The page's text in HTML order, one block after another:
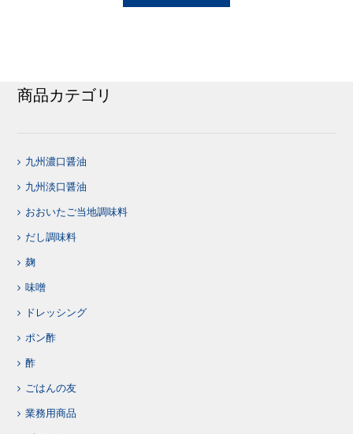
商品カテゴリ
九州濃口醤油
九州淡口醤油
おおいたご当地調味料
だし調味料
麹
味噌
ドレッシング
ポン酢
酢
ごはんの友
業務用商品